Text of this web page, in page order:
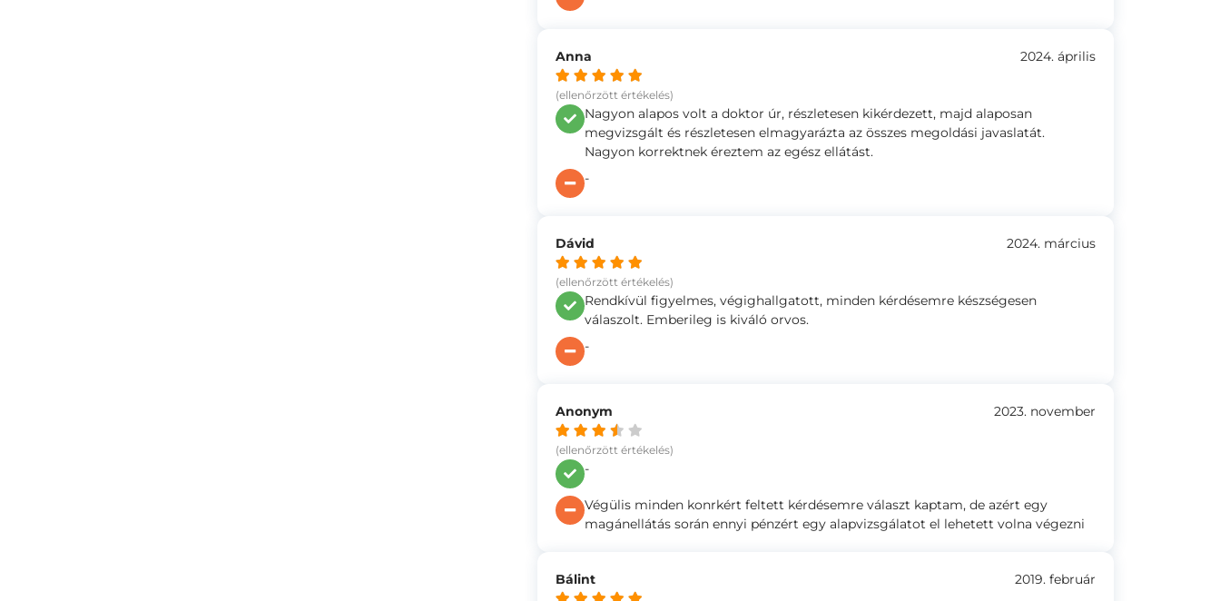
Anna
(ellenőrzött értékelés)
2024. április
Nagyon alapos volt a doktor úr, részletesen kikérdezett, majd alaposan
megvizsgált és részletesen elmagyarázta az összes megoldási javaslatát.
Nagyon korrektnek éreztem az egész ellátást.
-
Dávid
(ellenőrzött értékelés)
2024. március
Rendkívül figyelmes, végighallgatott, minden kérdésemre készségesen
válaszolt. Emberileg is kiváló orvos.
-
Anonym
(ellenőrzött értékelés)
2023. november
-
Végülis minden konrkért feltett kérdésemre választ kaptam, de azért egy
magánellátás során ennyi pénzért egy alapvizsgálatot el lehetett volna végezni
Bálint 2019. február